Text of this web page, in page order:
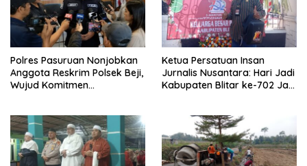
Polres Pasuruan Nonjobkan
Anggota Reskrim Polsek Beji,
Wujud Komitmen
Ketua Persatuan Insan
Jurnalis Nusantara: Hari Jadi
Kabupaten Blitar ke-702 Jadi